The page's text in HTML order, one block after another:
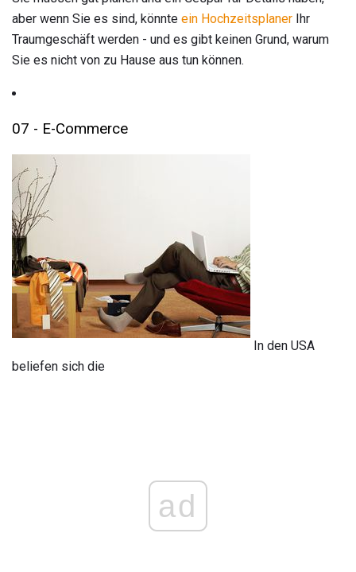
aber wenn Sie es sind, könnte ein Hochzeitsplaner Ihr
Traumgeschäft werden - und es gibt keinen Grund, warum
Sie es nicht von zu Hause aus tun können.
07 - E-Commerce
In den USA
beliefen sich die
ad